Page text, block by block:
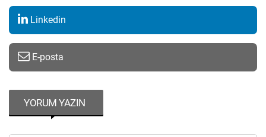
Linkedin
E-posta
YORUM YAZIN